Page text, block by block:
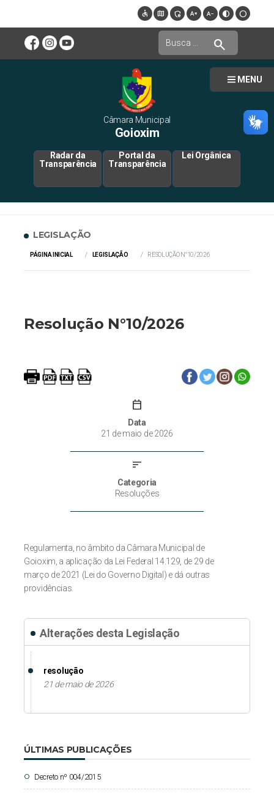
MENU
accessible map admin_panel_settings text_increase text_decrease contrast circle
search
Câmara Municipal
Goioxim
Radar da
Transparência
Portal da
Transparência
Lei Orgânica
LEGISLAÇÃO
PÁGINA INICIAL LEGISLAÇÃO RESOLUÇÃO N°10/2026
Resolução N°10/2026
calendar_today
Data
21 de maio de 2026
sort
Categoria
Resoluções
Regulamenta, no âmbito da Câmara Municipal de
Goioxim, a aplicação da Lei Federal 14.129, de 29 de
março de 2021 (Lei do Governo Digital) e dá outras
providências.
Alterações desta Legislação
resolução
21 de maio de 2026
ÚLTIMAS PUBLICAÇÕES
circle Decreto nº 004/2015